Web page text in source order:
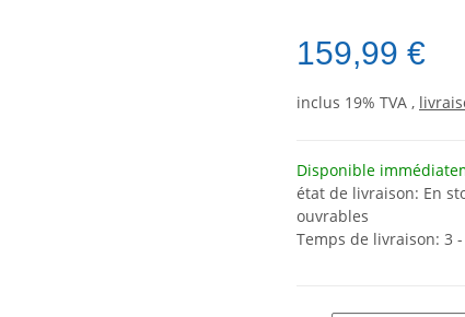
159,99 €
inclus 19% TVA ,
Disponible
état de livraison: En
ouvrables
Temps de livraison: 3